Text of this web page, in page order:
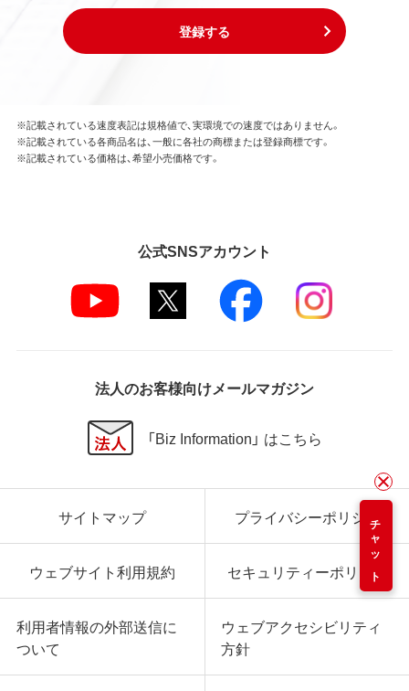
登録する
チャット
※記載されている速度表記は規格値で、実環境での速度ではありません。
※記載されている各商品名は、一般に各社の商標または登録商標です。
※記載されている価格は、希望小売価格です。
公式SNSアカウント
法人のお客様向けメールマガジン
「Biz Information」 はこちら
サイトマップ プライバシーポリシー
ウェブサイト利用規約 セキュリティーポリシー
利用者情報の外部送信に
ついて
ウェブアクセシビリティ
方針